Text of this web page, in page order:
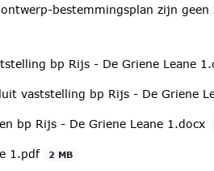
bestemmingsplan zijn geen
bp Rijs - De Griene Leane
vaststelling bp Rijs - De Griene
bp Rijs - De Griene Leane 1.docx
1.pdf 2 MB